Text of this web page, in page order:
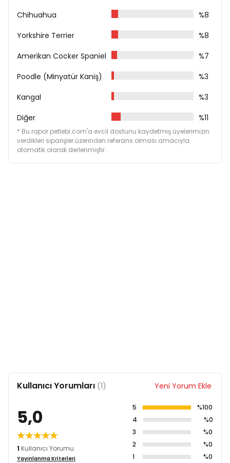
Chihuahua
%8
Yorkshire Terrier
%8
Amerikan Cocker Spaniel
%7
Poodle (Minyatür Kaniş)
%3
Kangal
%3
Diğer
%11
* Bu rapor petlebi.com'a evcil dostunu kaydetmiş üyelerimizin
verdikleri siparişler üzerinden referans olması amacıyla
otomatik olarak derlenmiştir.
Kullanıcı Yorumları (1) Yeni Yorum Ekle
5,0
1 Kullanıcı Yorumu
Yayınlanma Kriterleri
5
%100
4
%0
3
%0
2
%0
1
%0